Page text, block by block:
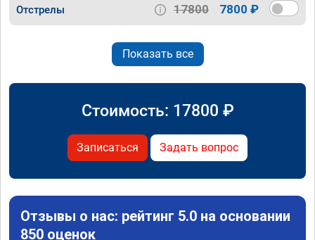
Отстрелы 17800 7800 ₽
Показать все
Стоимость: 17800 ₽
Записаться Задать вопрос
Отзывы о нас: рейтинг 5.0 на основании
850 оценок